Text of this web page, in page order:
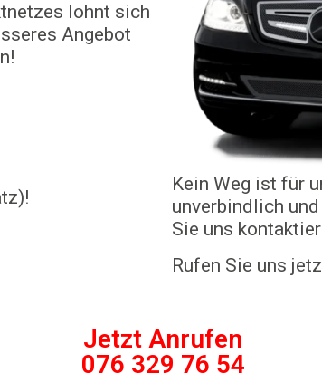
lohnt sich
Angebot
Kein Weg ist für
unverbindlich
Sie uns
Rufen Sie uns
Jetzt Anrufen
076 329 76 54